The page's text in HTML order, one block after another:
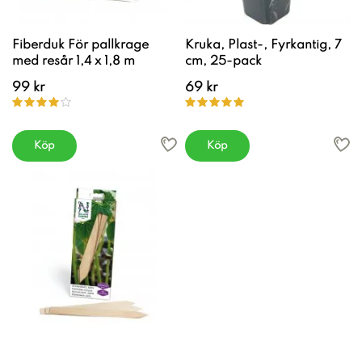
Fiberduk För pallkrage
med resår 1,4 x 1,8 m
99 kr
Köp
Kruka, Plast-, Fyrkantig, 7
cm, 25-pack
69 kr
Köp